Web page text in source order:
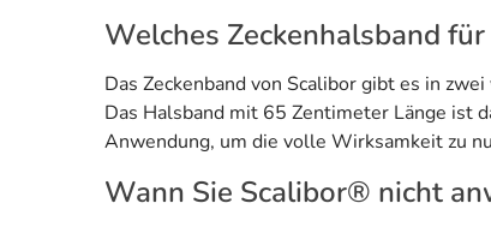
Welches Zeckenhalsband
Das Zeckenband von Scalibor gibt es in
Das Halsband mit 65 Zentimeter Länge ist
Anwendung, um die volle Wirksamkeit zu
Wann Sie Scalibor® nicht